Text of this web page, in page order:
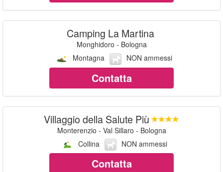
Camping La Martina
Monghidoro - Bologna
Montagna
NON ammessi
Contatta
Villaggio della Salute Più
Monterenzio - Val Sillaro - Bologna
Collina
NON ammessi
Contatta